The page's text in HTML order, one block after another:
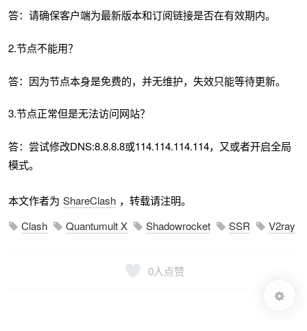
答：请确保客户端为最新版本和订阅链接是否在有效期内。
2.节点不能用？
答：因为节点本身是免费的，并无维护，失效只能等待更新。
3.节点正常但是无法访问网站？
答：尝试修改DNS:8.8.8.8或114.114.114.114，又或者开启全局
模式。
本文作者为 ShareClash ，转载请注明。
Clash
Quantumult X Shadowrocket SSR V2ray
0人点赞